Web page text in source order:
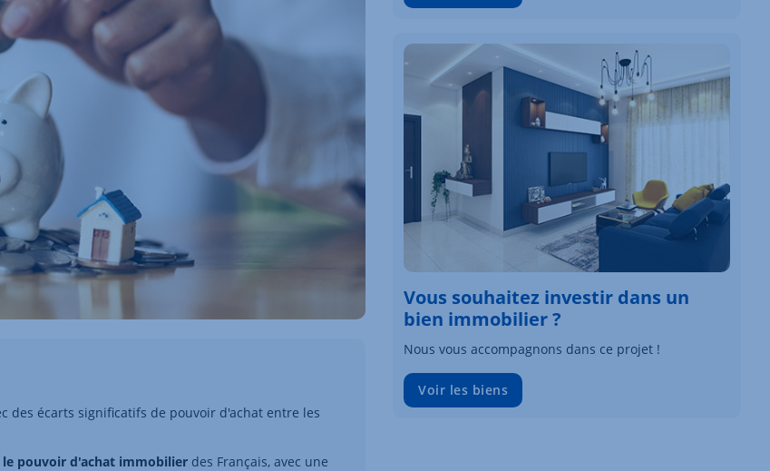
des écarts significatifs de pouvoir d'achat entre les
pouvoir d'achat immobilier des Français, avec une
Vous souhaitez investir dans un
bien immobilier ?
Nous vous accompagnons dans ce projet !
Voir les biens